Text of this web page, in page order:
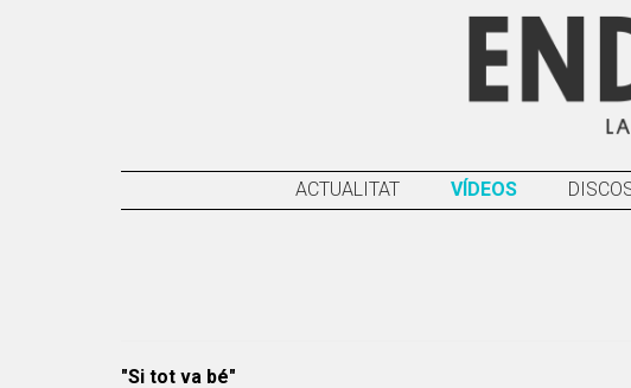
ACTUALITAT VÍDEOS
"Si tot va bé"